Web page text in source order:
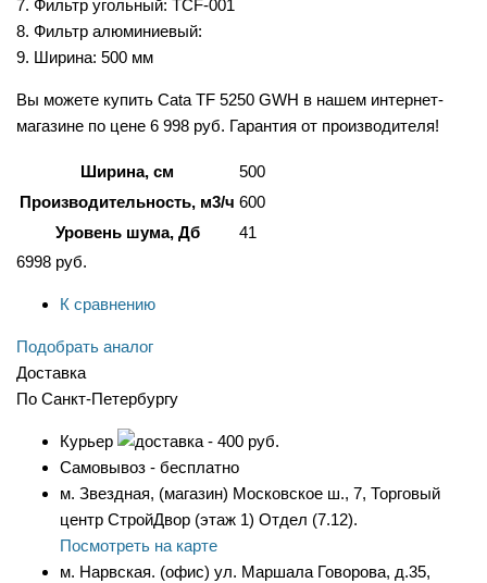
7. Фильтр угольный: TCF-001
8. Фильтр алюминиевый:
9. Ширина: 500 мм
Вы можете купить Cata TF 5250 GWH в нашем интернет-
магазине по цене 6 998 руб. Гарантия от производителя!
Ширина, см
500
Производительность, м3/ч 600
Уровень шума, Дб
41
6998 руб.
К сравнению
Подобрать аналог
Доставка
По Санкт-Петербургу
Курьер
- 400 руб.
Самовывоз - бесплатно
м. Звездная, (магазин) Московское ш., 7, Торговый
центр СтройДвор (этаж 1) Отдел (7.12).
Посмотреть на карте
м. Нарвская. (офис) ул. Маршала Говорова, д.35,